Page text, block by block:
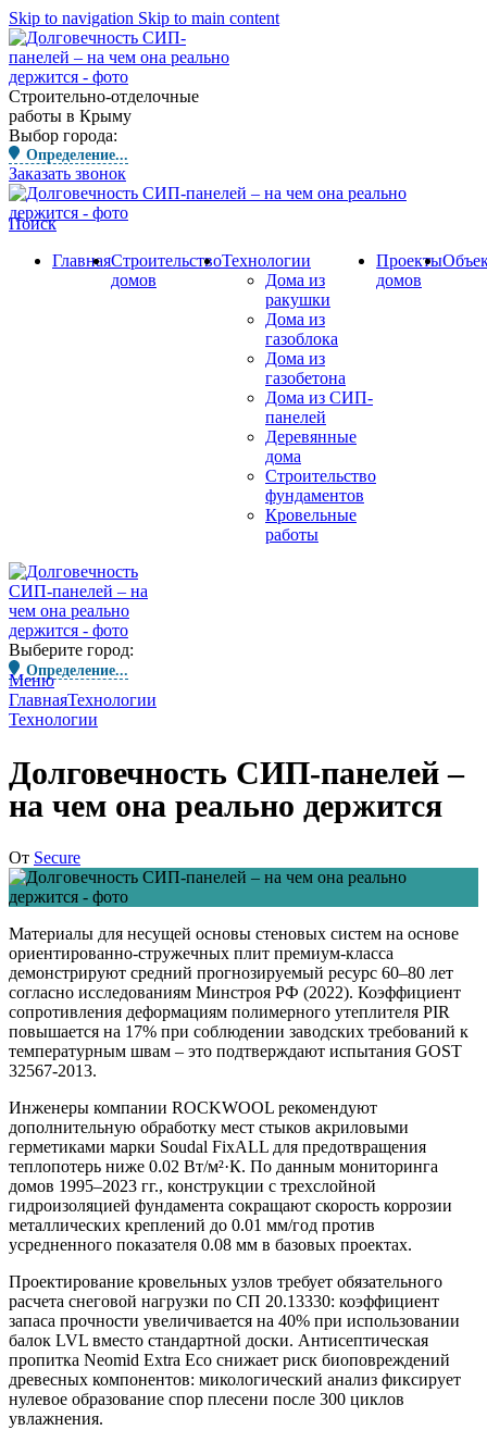
Skip to navigation Skip to main content
Строительно-отделочные
работы в Крыму
Выбор города:
Определение...
Заказать звонок
Поиск
ГлавнаяСтроительство
домов
Технологии
Дома из
ракушки
Дома из
газоблока
Дома из
газобетона
Дома из СИП-
панелей
Деревянные
дома
Строительство
фундаментов
Кровельные
работы
Проекты
домов
Выберите город:
Определение...
Меню
ГлавнаяТехнологии
Технологии
Долговечность СИП-панелей –
на чем она реально держится
От Secure
Материалы для несущей основы стеновых систем на основе
ориентированно-стружечных плит премиум-класса
демонстрируют средний прогнозируемый ресурс 60–80 лет
согласно исследованиям Минстроя РФ (2022). Коэффициент
сопротивления деформациям полимерного утеплителя PIR
повышается на 17% при соблюдении заводских требований к
температурным швам – это подтверждают испытания GOST
32567-2013.
Инженеры компании ROCKWOOL рекомендуют
дополнительную обработку мест стыков акриловыми
герметиками марки Soudal FixALL для предотвращения
теплопотерь ниже 0.02 Вт/м²·К. По данным мониторинга
домов 1995–2023 гг., конструкции с трехслойной
гидроизоляцией фундамента сокращают скорость коррозии
металлических креплений до 0.01 мм/год против
усредненного показателя 0.08 мм в базовых проектах.
Проектирование кровельных узлов требует обязательного
расчета снеговой нагрузки по СП 20.13330: коэффициент
запаса прочности увеличивается на 40% при использовании
балок LVL вместо стандартной доски. Антисептическая
пропитка Neomid Extra Eco снижает риск биоповреждений
древесных компонентов: микологический анализ фиксирует
нулевое образование спор плесени после 300 циклов
увлажнения.